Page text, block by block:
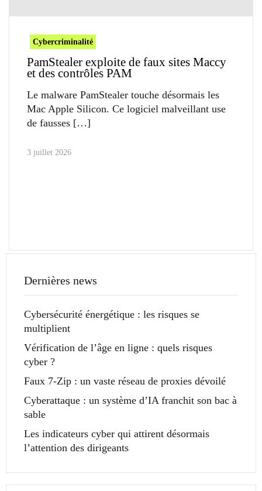
Cybercriminalité
PamStealer exploite de faux sites Maccy
et des contrôles PAM
Le malware PamStealer touche désormais les
Mac Apple Silicon. Ce logiciel malveillant use
de fausses
3 juillet 2026
Dernières news
Cybersécurité énergétique : les risques se
multiplient
Vérification de l’âge en ligne : quels risques
cyber ?
Faux 7-Zip : un vaste réseau de proxies dévoilé
Cyberattaque : un système d’IA franchit son bac à
sable
Les indicateurs cyber qui attirent désormais
l’attention des dirigeants